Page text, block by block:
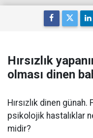
Hırsızlık
olması dinen
Hırsızlık dinen günah.
psikolojik hastalıklar
midir?